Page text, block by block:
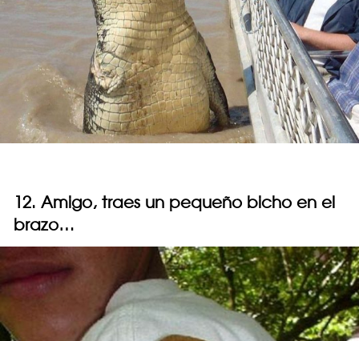
12. Amigo, traes un pequeño bicho en el
brazo…